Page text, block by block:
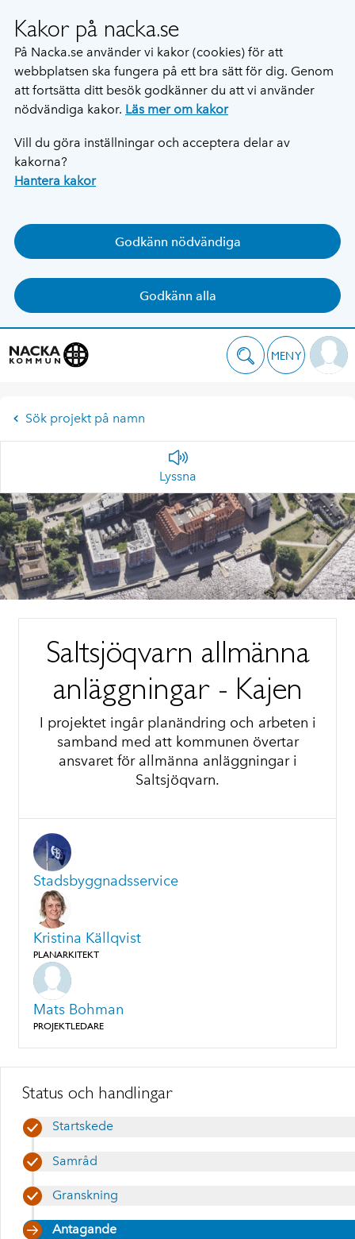
Kakor på nacka.se
På Nacka.se använder vi kakor (cookies) för att
webbplatsen ska fungera på ett bra sätt för dig. Genom
att fortsätta ditt besök godkänner du att vi använder
nödvändiga kakor. Läs mer om kakor
Vill du göra inställningar och acceptera delar av
kakorna?
Hantera kakor
Godkänn nödvändiga
Godkänn alla
MENY
Sök projekt på namn
Lyssna
Saltsjöqvarn allmänna
anläggningar - Kajen
I projektet ingår planändring och arbeten i
samband med att kommunen övertar
ansvaret för allmänna anläggningar i
Saltsjöqvarn.
Stadsbyggnadsservice
Kristina Källqvist
PLANARKITEKT
Mats Bohman
PROJEKTLEDARE
Status och handlingar
Startskede
Samråd
Granskning
Antagande